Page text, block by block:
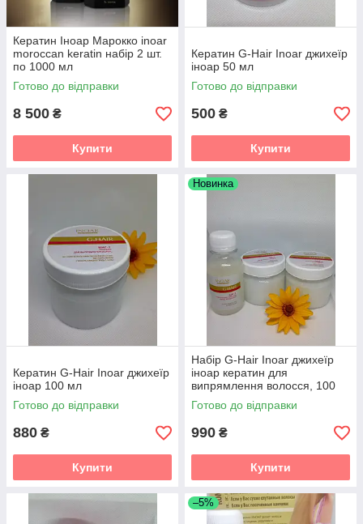
Кератин Іноар Марокко inoar
moroccan keratin набір 2 шт.
по 1000 мл
Готово до відправки
8 500 ₴
Купити
Кератин G-Hair Inoar джихеїр
іноар 50 мл
Готово до відправки
500 ₴
Купити
Кератин G-Hair Inoar джихеїр
іноар 100 мл
Готово до відправки
880 ₴
Купити
Новинка
Набір G-Hair Inoar джихеїр
іноар кератин для
випрямлення волосся, 100
мл.
Готово до відправки
990 ₴
Купити
–5%